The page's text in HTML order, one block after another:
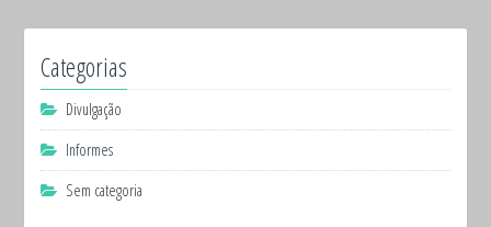
Categorias
Divulgação
Informes
Sem categoria